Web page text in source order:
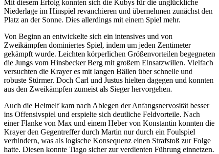
Mit diesem Erfolg konnten sich die Kubys für die unglückliche
Niederlage im Hinspiel revanchieren und übernehmen zunächst den
Platz an der Sonne. Dies allerdings mit einem Spiel mehr.
Von Beginn an entwickelte sich ein intensives und von
Zweikämpfen dominiertes Spiel, indem um jeden Zentimeter
gekämpft wurde. Leichten körperlichen Größenvorteilen begegneten
die Jungs vom Hinsbecker Berg mit großem Einsatzwillen. Vielfach
versuchten die Krayer es mit langen Bällen über schnelle und
robuste Stürmer. Doch Carl und Justus hielten dagegen und konnten
aus den Zweikämpfen zumeist als Sieger hervorgehen.
Auch die Heimelf kam nach Ablegen der Anfangsnervosität besser
ins Offensivspiel und erspielte sich deutliche Feldvorteile. Nach
einer Flanke von Max und einem Heber von Konstantin konnten die
Krayer den Gegentreffer durch Martin nur durch ein Foulspiel
verhindern, was als logische Konsequenz einen Strafstoß zur Folge
hatte. Diesen konnte Tiago sicher zur verdienten Führung einnetzen.